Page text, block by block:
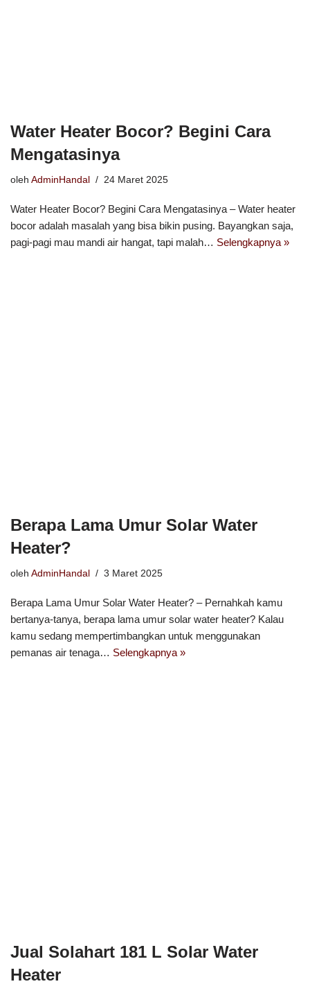
Water Heater Bocor? Begini Cara
Mengatasinya
oleh AdminHandal 24 Maret 2025
Water Heater Bocor? Begini Cara Mengatasinya – Water heater
bocor adalah masalah yang bisa bikin pusing. Bayangkan saja,
pagi-pagi mau mandi air hangat, tapi malah… Selengkapnya »
Berapa Lama Umur Solar Water
Heater?
oleh AdminHandal 3 Maret 2025
Berapa Lama Umur Solar Water Heater? – Pernahkah kamu
bertanya-tanya, berapa lama umur solar water heater? Kalau
kamu sedang mempertimbangkan untuk menggunakan
pemanas air tenaga… Selengkapnya »
Jual Solahart 181 L Solar Water
Heater